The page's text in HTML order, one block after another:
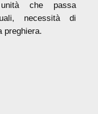
che passa
necessità di
preghiera.